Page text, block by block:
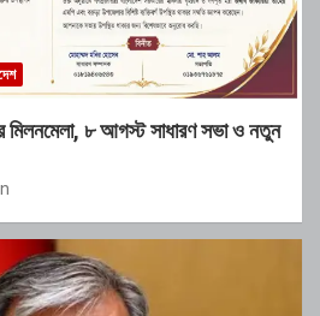
মিলনমেলা, ৮ আগস্ট সাধারণ সভা ও নতুন